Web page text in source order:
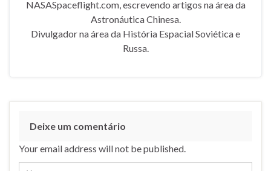
NASASpaceflight.com, escrevendo artigos na área da
Astronáutica Chinesa.
Divulgador na área da História Espacial Soviética e
Russa.
Deixe um comentário
Your email address will not be published.